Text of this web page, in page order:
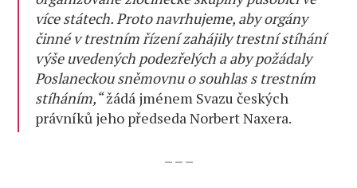
více státech. Proto navrhujeme, aby orgány
činné v trestním řízení zahájily trestní stíhání
výše uvedených podezřelých a aby požádaly
Poslaneckou sněmovnu o souhlas s trestním
stíháním,“žádá jménem Svazu českých
právníků jeho předseda Norbert Naxera.
– – –